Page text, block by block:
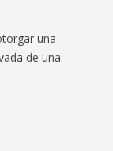
una
de una